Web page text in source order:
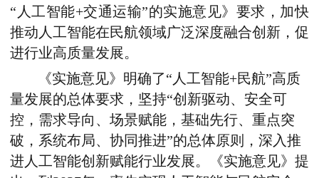
“人工智能+交通运输”的实施意见》要求，加快
推动人工智能在民航领域广泛深度融合创新，促
进行业高质量发展。
《实施意见》明确了“人工智能+民航”高质
量发展的总体要求，坚持“创新驱动、安全可
控，需求导向、场景赋能，基础先行、重点突
破，系统布局、协同推进”的总体原则，深入推
进人工智能创新赋能行业发展。《实施意见》提